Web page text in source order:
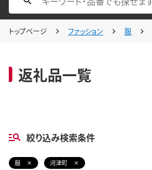
トップページ ファッション 服
返礼品一覧
絞り込み検索条件
服 河津町